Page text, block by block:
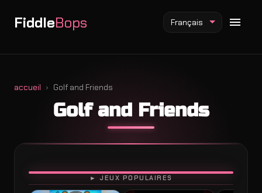
FiddleBops
Mod Fiddlebops
Mod Incredibox
Mod Sprunki
Français
accueil Golf and Friends
Golf and Friends
► JEUX POPULAIRES
JOUER